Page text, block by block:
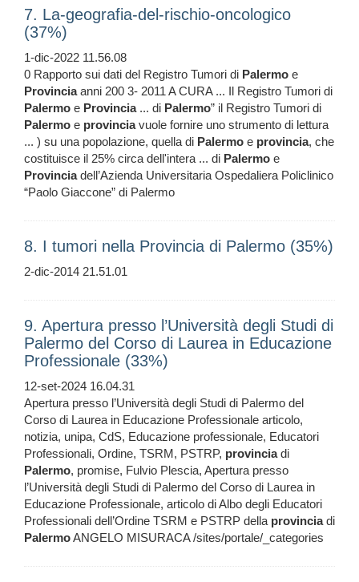
7. La-geografia-del-rischio-oncologico
(37%)
1-dic-2022 11.56.08
0 Rapporto sui dati del Registro Tumori di Palermo e
Provinciaanni 200 3- 2011 A CURA ... Il Registro Tumori di
Palermo e Provincia... di Palermo” il Registro Tumori di
Palermo e provinciavuole fornire uno strumento di lettura
... ) su una popolazione, quella di Palermo e provincia, che
costituisce il 25% circa dell'intera ... di Palermo e
Provinciadell’Azienda Universitaria Ospedaliera Policlinico
“Paolo Giaccone” di Palermo
8. I tumori nella Provincia di Palermo (35%)
2-dic-2014 21.51.01
9. Apertura presso l’Università degli Studi di
Palermo del Corso di Laurea in Educazione
Professionale (33%)
12-set-2024 16.04.31
Apertura presso l’Università degli Studi di Palermo del
Corso di Laurea in Educazione Professionale articolo,
notizia, unipa, CdS, Educazione professionale, Educatori
Professionali, Ordine, TSRM, PSTRP, provinciadi
Palermo, promise, Fulvio Plescia, Apertura presso
l’Università degli Studi di Palermo del Corso di Laurea in
Educazione Professionale, articolo di Albo degli Educatori
Professionali dell’Ordine TSRM e PSTRP della provinciadi
PalermoANGELO MISURACA /sites/portale/_categories